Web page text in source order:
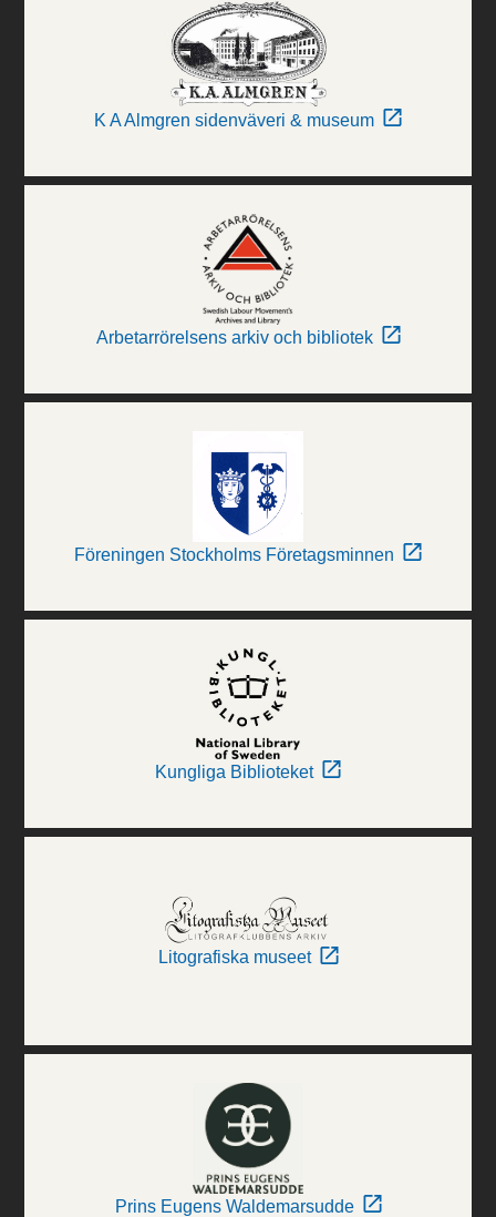
K A Almgren sidenväveri & museum
Arbetarrörelsens arkiv och bibliotek
Föreningen Stockholms Företagsminnen
Kungliga Biblioteket
Litografiska museet
Prins Eugens Waldemarsudde